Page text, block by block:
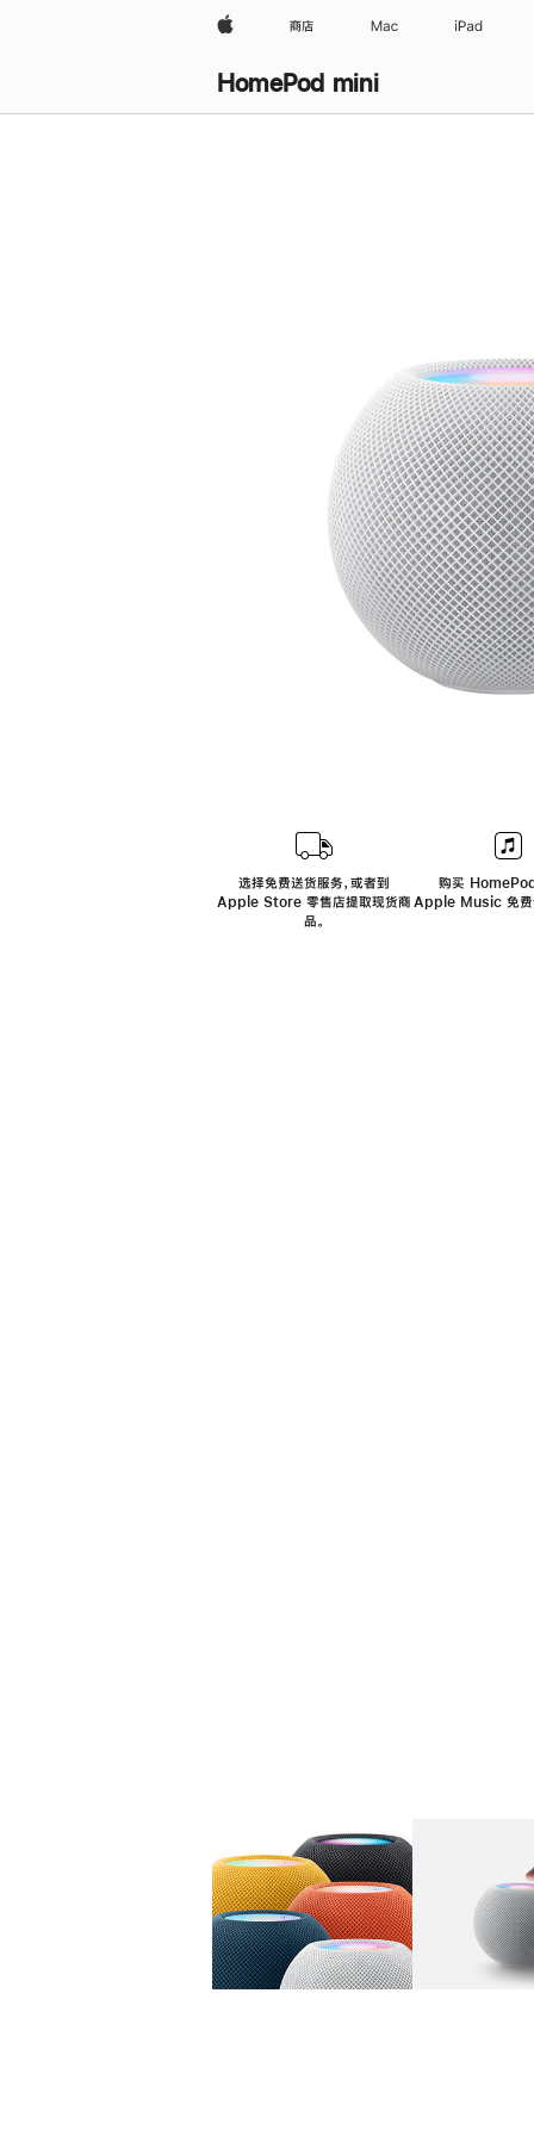
Apple 商店 Mac iPad
HomePod mini
选择免费送货服务，或者到
Apple Store 零售店提取现货商
品。
购买
Apple Music 免费
图库 图像 1